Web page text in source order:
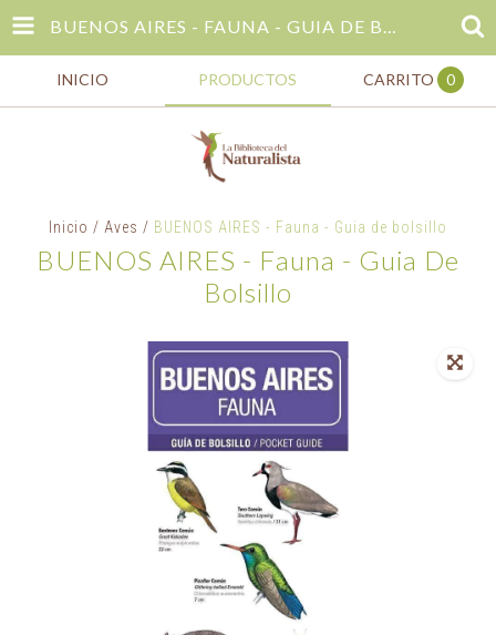
BUENOS AIRES - FAUNA - GUIA DE BOLSILLO
INICIO PRODUCTOS CARRITO 0
Inicio / Aves / BUENOS AIRES - Fauna - Guia de bolsillo
BUENOS AIRES - Fauna - Guia De
Bolsillo